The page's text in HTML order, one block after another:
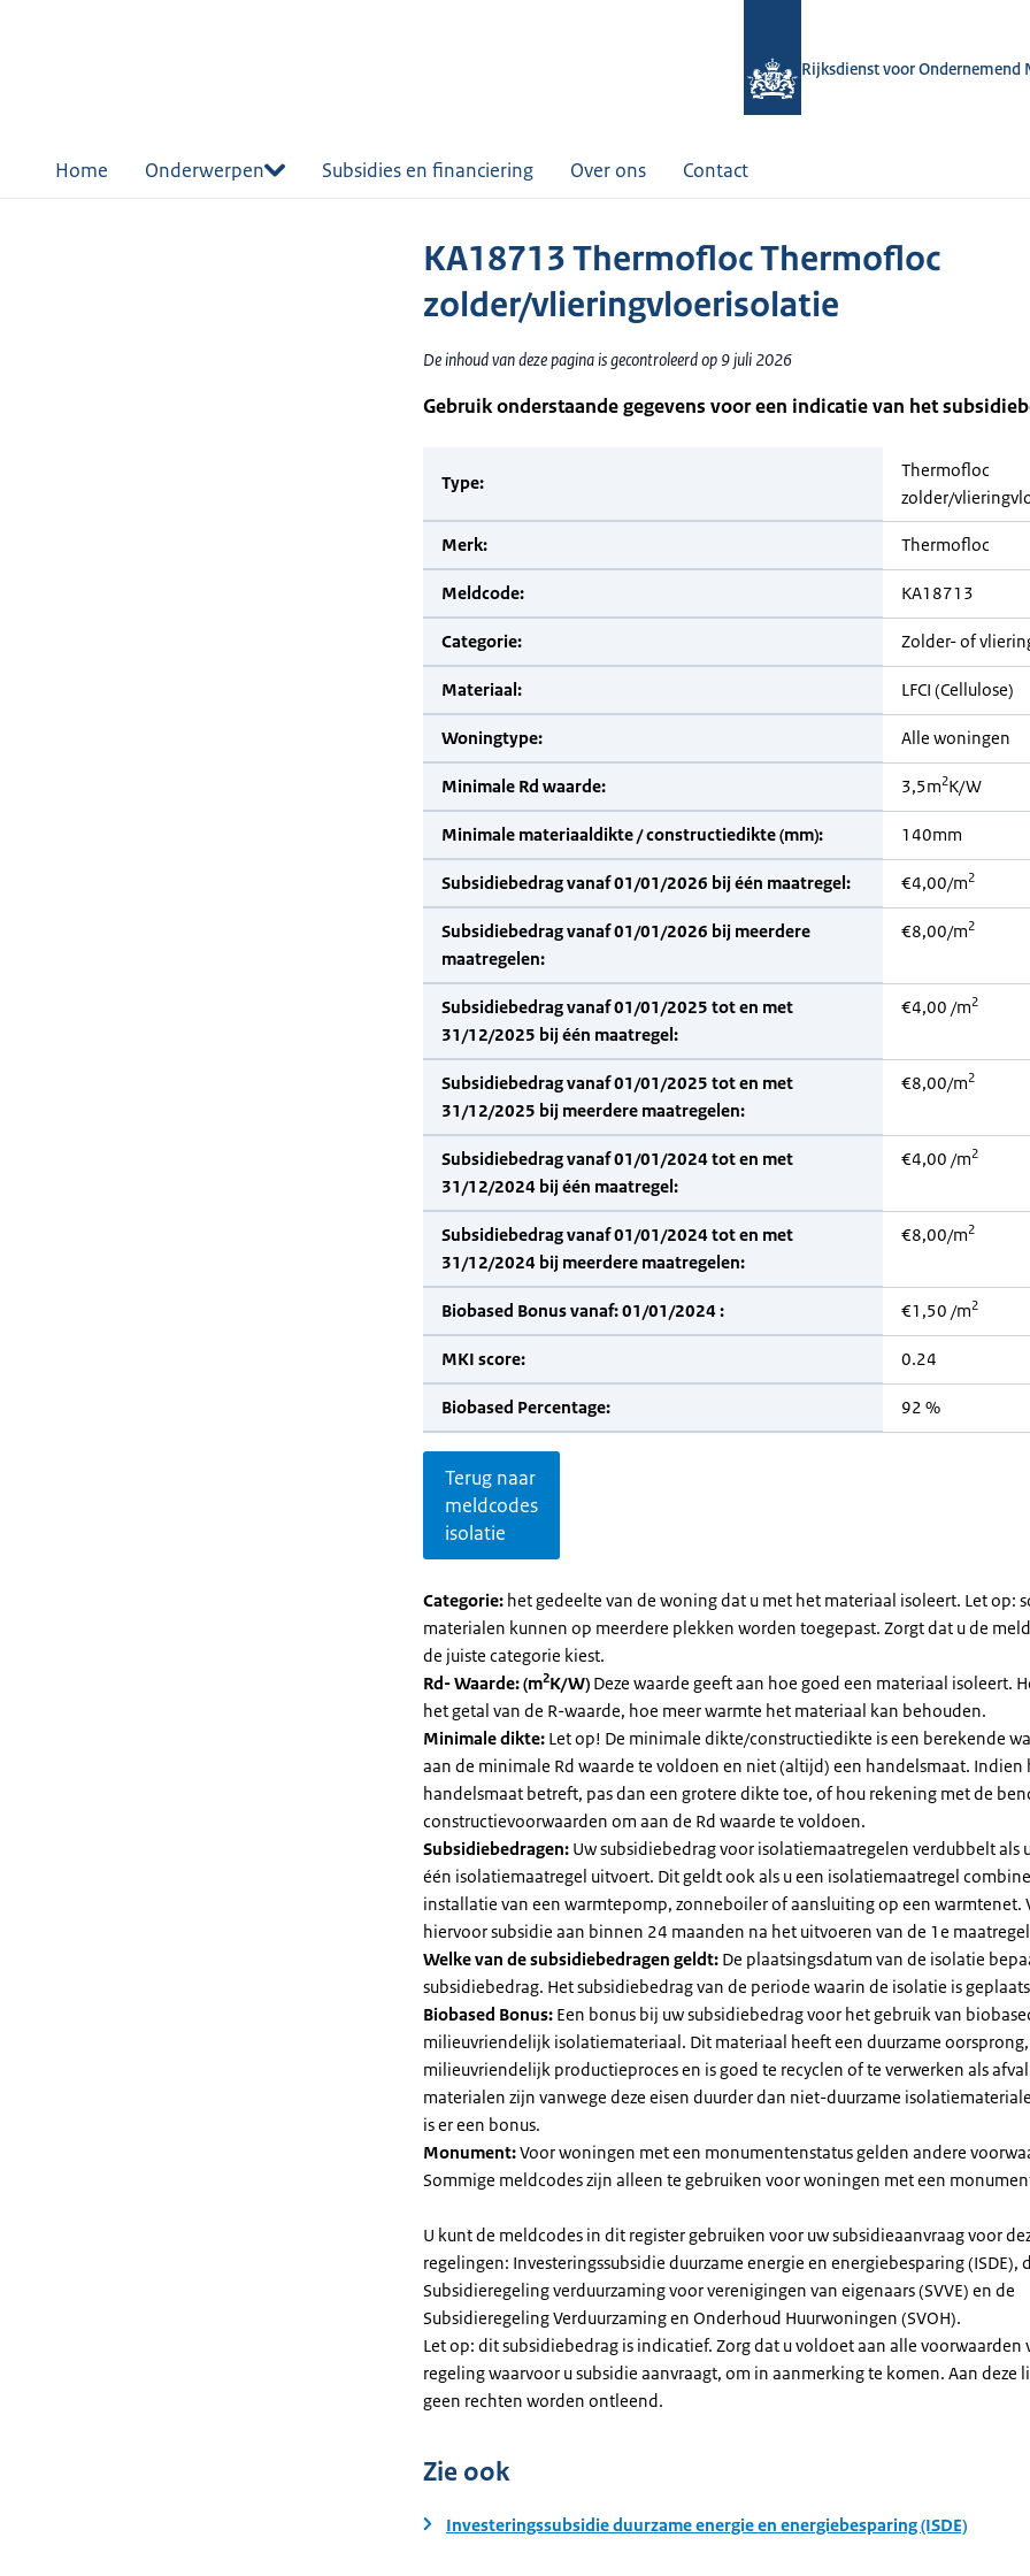
Rijksdienst voor Ondernemend
Home Onderwerpen Subsidies en financiering Over ons Contact
KA18713 Thermofloc Thermofloc
zolder/vlieringvloerisolatie
De inhoud van deze pagina is gecontroleerd op 9 juli 2026
Gebruik onderstaande gegevens voor een indicatie van het
Type:
Thermofloc
zolder/
Merk: Thermofloc
Meldcode: KA18713
Categorie: Zolder- of
Materiaal: LFCI (Cellulose)
Woningtype: Alle woningen
Minimale Rd waarde: 3,5m2K/W
Minimale materiaaldikte / constructiedikte (mm): 140mm
Subsidiebedrag vanaf 01/01/2026 bij één maatregel: €4,00/m2
Subsidiebedrag vanaf 01/01/2026 bij meerdere
maatregelen:
€8,00/m2
Subsidiebedrag vanaf 01/01/2025 tot en met
31/12/2025 bij één maatregel:
€4,00 /m2
Subsidiebedrag vanaf 01/01/2025 tot en met
31/12/2025 bij meerdere maatregelen:
€8,00/m2
Subsidiebedrag vanaf 01/01/2024 tot en met
31/12/2024 bij één maatregel:
€4,00 /m2
Subsidiebedrag vanaf 01/01/2024 tot en met
31/12/2024 bij meerdere maatregelen:
€8,00/m2
Biobased Bonus vanaf: 01/01/2024 : €1,50 /m2
MKI score: 0.24
Biobased Percentage: 92 %
Terug naar
meldcodes
isolatie
Categorie: het gedeelte van de woning dat u met het materiaal isoleert. Let op:
materialen kunnen op meerdere plekken worden toegepast. Zorgt dat u de
de juiste categorie kiest.
Rd- Waarde: (m2K/W) Deze waarde geeft aan hoe goed een materiaal isoleert.
het getal van de R-waarde, hoe meer warmte het materiaal kan behouden.
Minimale dikte: Let op! De minimale dikte/constructiedikte is een berekende
aan de minimale Rd waarde te voldoen en niet (altijd) een handelsmaat. Indien
handelsmaat betreft, pas dan een grotere dikte toe, of hou rekening met de
constructievoorwaarden om aan de Rd waarde te voldoen.
Subsidiebedragen: Uw subsidiebedrag voor isolatiemaatregelen verdubbelt als
één isolatiemaatregel uitvoert. Dit geldt ook als u een isolatiemaatregel
installatie van een warmtepomp, zonneboiler of aansluiting op een warmtenet.
hiervoor subsidie aan binnen 24 maanden na het uitvoeren van de 1e
Welke van de subsidiebedragen geldt: De plaatsingsdatum van de isolatie
subsidiebedrag. Het subsidiebedrag van de periode waarin de isolatie is
Biobased Bonus: Een bonus bij uw subsidiebedrag voor het gebruik van
milieuvriendelijk isolatiemateriaal. Dit materiaal heeft een duurzame oorsprong,
milieuvriendelijk productieproces en is goed te recyclen of te verwerken als
materialen zijn vanwege deze eisen duurder dan niet-duurzame
is er een bonus.
Monument:Voor woningen met een monumentenstatus gelden andere
Sommige meldcodes zijn alleen te gebruiken voor woningen met een
U kunt de meldcodes in dit register gebruiken voor uw subsidieaanvraag voor
regelingen: Investeringssubsidie duurzame energie en energiebesparing (ISDE),
Subsidieregeling verduurzaming voor verenigingen van eigenaars (SVVE) en de
Subsidieregeling Verduurzaming en Onderhoud Huurwoningen (SVOH).
Let op: dit subsidiebedrag is indicatief. Zorg dat u voldoet aan alle voorwaarden
regeling waarvoor u subsidie aanvraagt, om in aanmerking te komen. Aan deze
geen rechten worden ontleend.
Zie ook
Investeringssubsidie duurzame energie en energiebesparing (ISDE)